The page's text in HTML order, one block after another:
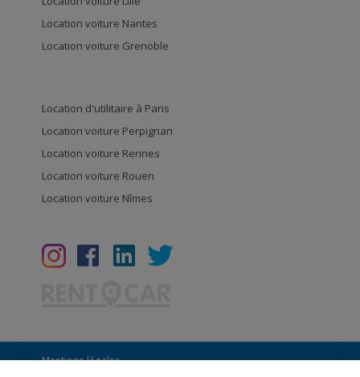
Location voiture Nantes
Location voiture Grenoble
Location d'utilitaire à Paris
Location voiture Perpignan
Location voiture Rennes
Location voiture Rouen
Location voiture Nîmes
Mentions légales